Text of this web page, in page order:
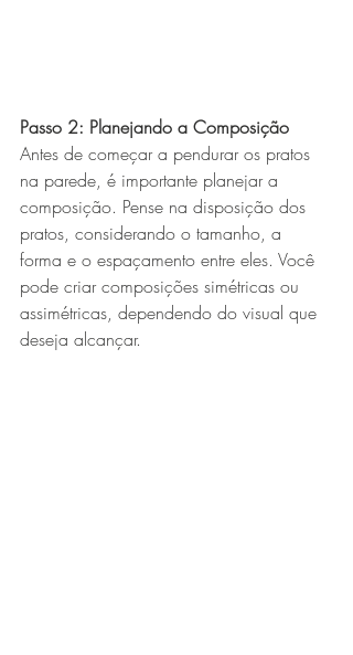
Passo 2: Planejando a Composição
Antes de começar a pendurar os pratos
na parede, é importante planejar a
composição. Pense na disposição dos
pratos, considerando o tamanho, a
forma e o espaçamento entre eles. Você
pode criar composições simétricas ou
assimétricas, dependendo do visual que
deseja alcançar.